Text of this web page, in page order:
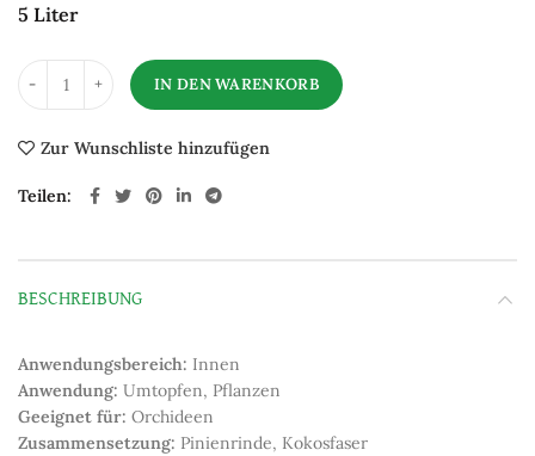
5 Liter
IN DEN WARENKORB
Zur Wunschliste hinzufügen
Teilen
BESCHREIBUNG
Anwendungsbereich: Innen
Anwendung: Umtopfen, Pflanzen
Geeignet für: Orchideen
Zusammensetzung: Pinienrinde, Kokosfaser